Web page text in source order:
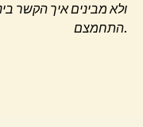
ולא מבינים איך הקשר
התחמצם.